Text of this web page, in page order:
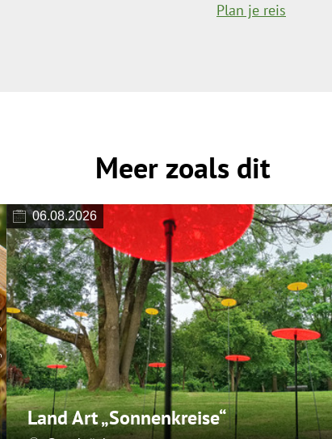
Plan je reis
Meer zoals dit
06.08.2026
Land Art „Sonnenkreise“